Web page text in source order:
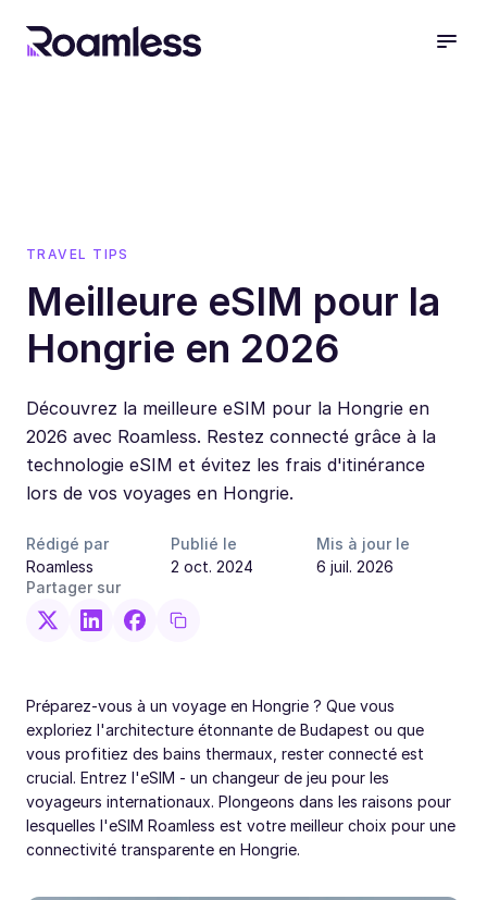
TRAVEL TIPS
Meilleure eSIM pour la
Hongrie en 2026
Découvrez la meilleure eSIM pour la Hongrie en
2026 avec Roamless. Restez connecté grâce à la
technologie eSIM et évitez les frais d'itinérance
lors de vos voyages en Hongrie.
Rédigé par
Roamless
Publié le
2 oct. 2024
Mis à jour le
6 juil. 2026
Partager sur
Préparez-vous à un voyage en Hongrie ? Que vous
exploriez l'architecture étonnante de Budapest ou que
vous profitiez des bains thermaux, rester connecté est
crucial. Entrez l'eSIM - un changeur de jeu pour les
voyageurs internationaux. Plongeons dans les raisons pour
lesquelles l'eSIM Roamless est votre meilleur choix pour une
connectivité transparente en Hongrie.